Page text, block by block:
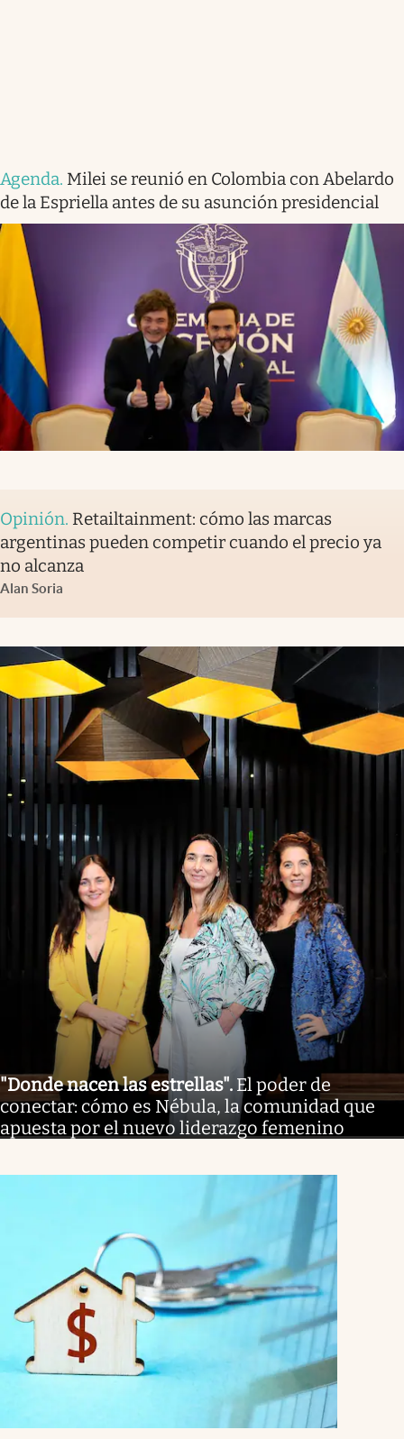
Agenda. Milei se reunió en Colombia con Abelardo
de la Espriella antes de su asunción presidencial
Opinión. Retailtainment: cómo las marcas
argentinas pueden competir cuando el precio ya
no alcanza
Alan Soria
"Donde nacen las estrellas". El poder de
conectar: cómo es Nébula, la comunidad que
apuesta por el nuevo liderazgo femenino